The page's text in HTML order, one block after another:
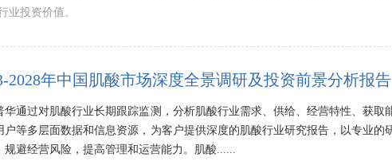
业投资价值。
2028年中国肌酸市场深度全景调研及投资前景分析报告
华通过对肌酸行业长期跟踪监测，分析肌酸行业需求、供给、经营特性、获
户等多层面数据和信息资源，为客户提供深度的肌酸行业研究报告，以专业
规避经营风险，提高管理和运营能力。肌酸......